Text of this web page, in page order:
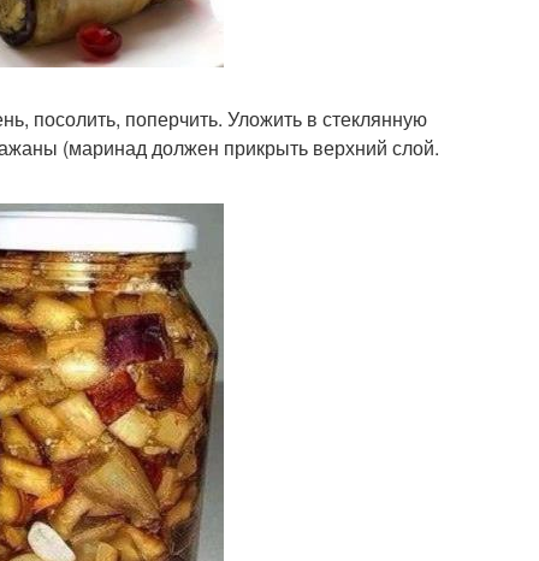
посолить, поперчить. Уложить в стеклянную
(маринад должен прикрыть верхний слой.